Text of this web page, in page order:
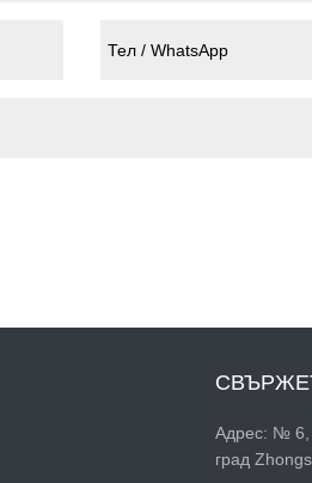
Адрес: № 6,
град